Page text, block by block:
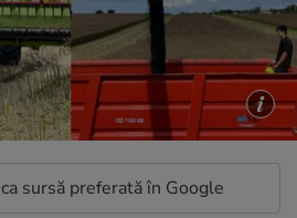
sursă preferată în Google